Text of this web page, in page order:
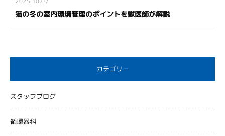
猫の冬の室内環境管理のポイントを獣医師が解説
カテゴリー
スタッフブログ
循環器科